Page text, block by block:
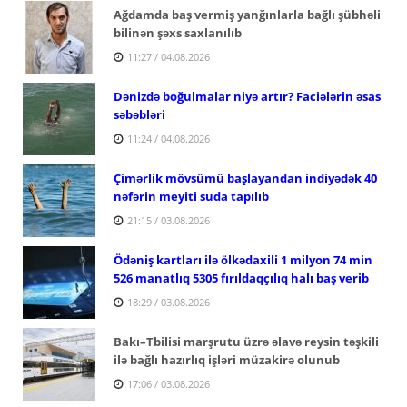
Ağdamda baş vermiş yanğınlarla bağlı şübhəli
bilinən şəxs saxlanılıb
11:27 / 04.08.2026
Dənizdə boğulmalar niyə artır? Faciələrin əsas
səbəbləri
11:24 / 04.08.2026
Çimərlik mövsümü başlayandan indiyədək 40
nəfərin meyiti suda tapılıb
21:15 / 03.08.2026
Ödəniş kartları ilə ölkədaxili 1 milyon 74 min
526 manatlıq 5305 fırıldaqçılıq halı baş verib
18:29 / 03.08.2026
Bakı–Tbilisi marşrutu üzrə əlavə reysin təşkili
ilə bağlı hazırlıq işləri müzakirə olunub
17:06 / 03.08.2026